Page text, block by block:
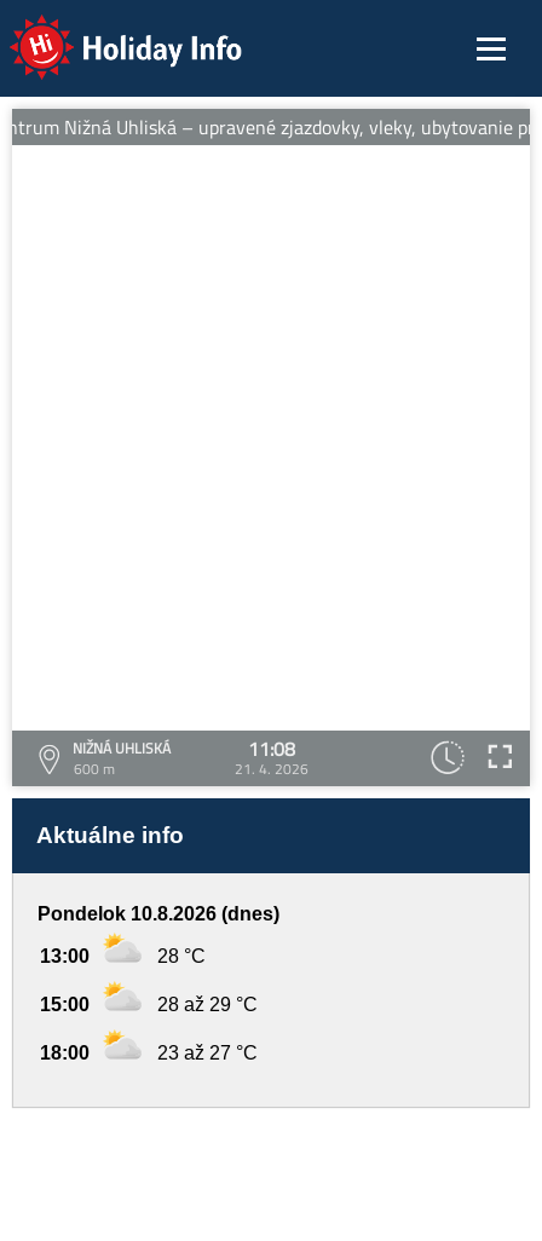
Holiday Info
Nižná Uhliská – upravené zjazdovky, vleky, ubytovanie
NIŽNÁ UHLISKÁ
600 m
11:08
21. 4. 2026
Aktuálne info
Pondelok 10.8.2026 (dnes)
13:00 28 °C
15:00 28 až 29 °C
18:00 23 až 27 °C